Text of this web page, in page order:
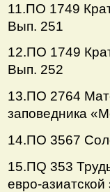
11.ПО 1749
Вып. 251
12.ПО 1749
Вып. 252
13.ПО 2764
заповедника
14.ПО 3567
15.ПQ 353
евро-азиатской